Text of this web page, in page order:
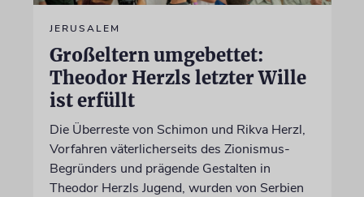
JERUSALEM
Großeltern umgebettet:
Theodor Herzls letzter Wille
ist erfüllt
Die Überreste von Schimon und Rikva Herzl,
Vorfahren väterlicherseits des Zionismus-
Begründers und prägende Gestalten in
Theodor Herzls Jugend, wurden von Serbien